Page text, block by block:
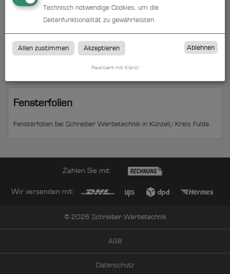
Milchglasfolie
zum Artikel
Fensterfolien
Fensterfolien bei Schreiber Werbetechnik in Künzell/Kreis Fulda
Zahlen Sie mit:
Wir versenden mit:
© 2026 Schreiber Werbetechnik
AGB
Datenschutz
Technisch notwendige Cookies, um die
Seitenfunktionalität zu gewährleisten
Allen zustimmen Akzeptieren Ablehnen
Realisiert mit Klaro!